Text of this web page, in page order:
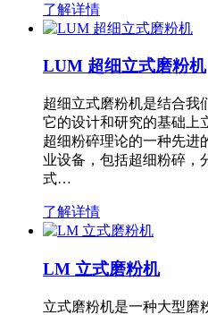
了解详情
LUM 超细立式磨粉机
超细立式磨粉机是结合我
它的设计和研究的基础上
超细粉碎理论的一种先进
业设备，包括超细粉碎，
式…
了解详情
LM 立式磨粉机
立式磨粉机是一种大型磨